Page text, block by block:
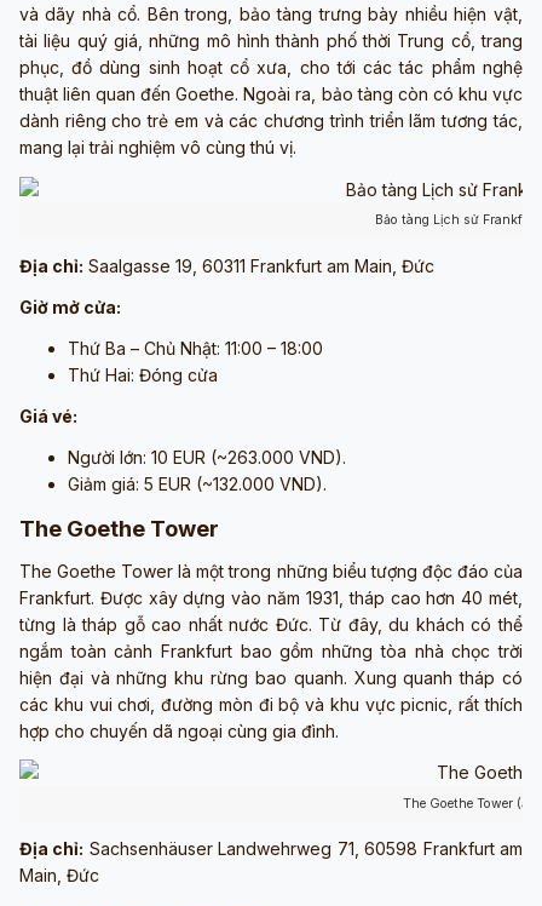
và dãy nhà cổ. Bên trong, bảo tàng trưng bày nhiều hiện vật,
tài liệu quý giá, những mô hình thành phố thời Trung cổ, trang
phục, đồ dùng sinh hoạt cổ xưa, cho tới các tác phẩm nghệ
thuật liên quan đến Goethe. Ngoài ra, bảo tàng còn có khu vực
dành riêng cho trẻ em và các chương trình triển lãm tương tác,
mang lại trải nghiệm vô cùng thú vị.
Bảo tàng Lịch sử
Địa chỉ: Saalgasse 19, 60311 Frankfurt am Main, Đức
Giờ mở cửa:
Thứ Ba – Chủ Nhật: 11:00 – 18:00
Thứ Hai: Đóng cửa
Giá vé:
Người lớn: 10 EUR (~263.000 VND).
Giảm giá: 5 EUR (~132.000 VND).
The Goethe Tower
The Goethe Tower là một trong những biểu tượng độc đáo của
Frankfurt. Được xây dựng vào năm 1931, tháp cao hơn 40 mét,
từng là tháp gỗ cao nhất nước Đức. Từ đây, du khách có thể
ngắm toàn cảnh Frankfurt bao gồm những tòa nhà chọc trời
hiện đại và những khu rừng bao quanh. Xung quanh tháp có
các khu vui chơi, đường mòn đi bộ và khu vực picnic, rất thích
hợp cho chuyến dã ngoại cùng gia đình.
The Goethe Tower
Địa chỉ: Sachsenhäuser Landwehrweg 71, 60598 Frankfurt am
Main, Đức